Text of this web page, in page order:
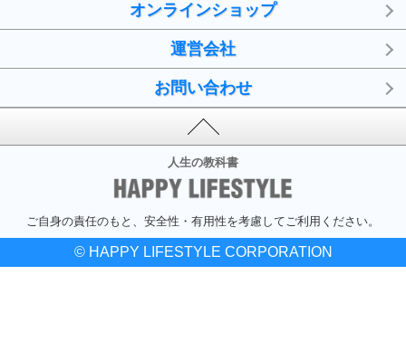
オンラインショップ
運営会社
お問い合わせ
人生の教科書
ご自身の責任のもと、安全性・有用性を考慮してご利用ください。
© HAPPY LIFESTYLE CORPORATION